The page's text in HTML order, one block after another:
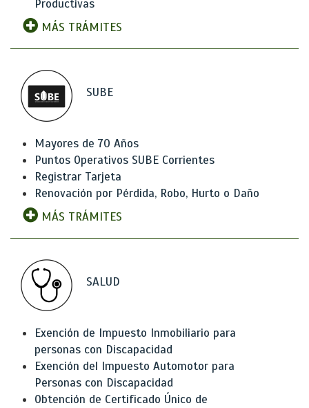
Productivas
MÁS TRÁMITES
SUBE
Mayores de 70 Años
Puntos Operativos SUBE Corrientes
Registrar Tarjeta
Renovación por Pérdida, Robo, Hurto o Daño
MÁS TRÁMITES
SALUD
Exención de Impuesto Inmobiliario para
personas con Discapacidad
Exención del Impuesto Automotor para
Personas con Discapacidad
Obtención de Certificado Único de